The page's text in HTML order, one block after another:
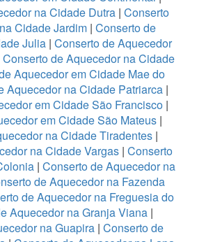
na Cidade Dutra | Conserto
Cidade Jardim| Conserto de
Julia | Conserto de Aquecedor
Conserto de Aquecedor na Cidade
Aquecedor em Cidade Mae do
Aquecedor na Cidade Patriarca|
em Cidade São Francisco |
em Cidade São Mateus |
na Cidade Tiradentes|
na Cidade Vargas | Conserto
| Conserto de Aquecedor na
de Aquecedor na Fazenda
de Aquecedor na Freguesia do
Aquecedor na Granja Viana|
na Guapira| Conserto de